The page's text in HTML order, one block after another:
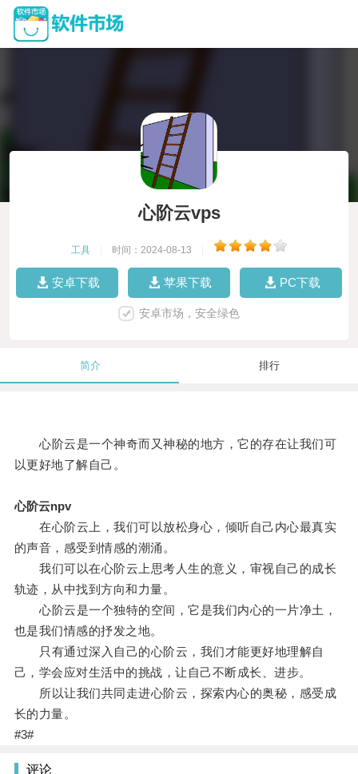
心阶云vps
工具 时间：2024-08-13
安卓下载 苹果下载 PC下载
安卓市场，安全绿色
简介 排行
心阶云是一个神奇而又神秘的地方，它的存在让我们可
以更好地了解自己。
心阶云npv
在心阶云上，我们可以放松身心，倾听自己内心最真实
的声音，感受到情感的潮涌。
我们可以在心阶云上思考人生的意义，审视自己的成长
轨迹，从中找到方向和力量。
心阶云是一个独特的空间，它是我们内心的一片净土，
也是我们情感的抒发之地。
只有通过深入自己的心阶云，我们才能更好地理解自
己，学会应对生活中的挑战，让自己不断成长、进步。
所以让我们共同走进心阶云，探索内心的奥秘，感受成
长的力量。
#3#
评论